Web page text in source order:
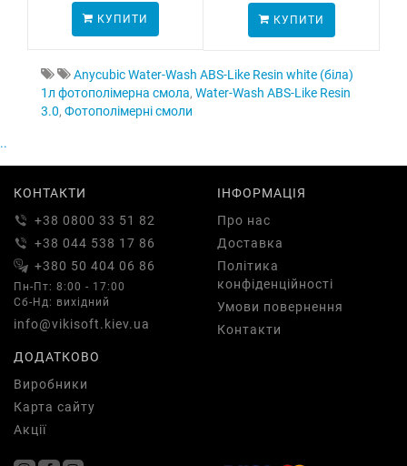
КУПИТИ КУПИТИ
Anycubic Water-Wash ABS-Like Resin white (біла)
1л фотополімерна смола, Water-Wash ABS-Like Resin
3.0, Фотополімерні смоли
..
КОНТАКТИ
+38 0800 33 51 82
+38 044 538 17 86
+380 50 404 06 86
Пн-Пт: 8:00 - 17:00
Сб-Нд: вихідний
info@vikisoft.kiev.ua
ІНФОРМАЦІЯ
Про нас
Доставка
Політика
конфіденційності
Умови повернення
Контакти
ДОДАТКОВО
Виробники
Карта сайту
Акції